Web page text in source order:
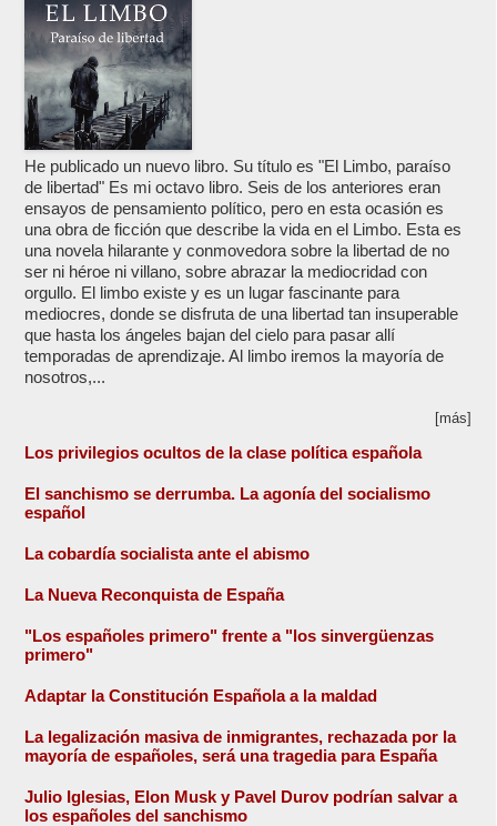
He publicado un nuevo libro. Su título es "El Limbo, paraíso
de libertad" Es mi octavo libro. Seis de los anteriores eran
ensayos de pensamiento político, pero en esta ocasión es
una obra de ficción que describe la vida en el Limbo. Esta es
una novela hilarante y conmovedora sobre la libertad de no
ser ni héroe ni villano, sobre abrazar la mediocridad con
orgullo. El limbo existe y es un lugar fascinante para
mediocres, donde se disfruta de una libertad tan insuperable
que hasta los ángeles bajan del cielo para pasar allí
temporadas de aprendizaje. Al limbo iremos la mayoría de
nosotros,...
[más]
Los privilegios ocultos de la clase política española
El sanchismo se derrumba. La agonía del socialismo
español
La cobardía socialista ante el abismo
La Nueva Reconquista de España
"Los españoles primero" frente a "los sinvergüenzas
primero"
Adaptar la Constitución Española a la maldad
La legalización masiva de inmigrantes, rechazada por la
mayoría de españoles, será una tragedia para España
Julio Iglesias, Elon Musk y Pavel Durov podrían salvar a
los españoles del sanchismo